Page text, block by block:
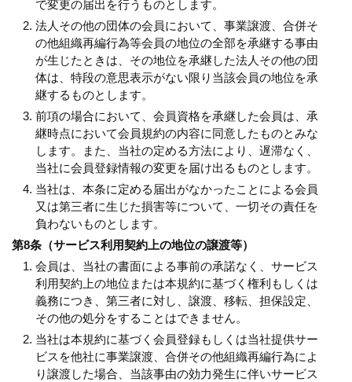
で変更の届出を行うものとします。
法人その他の団体の会員において、事業譲渡、合併そ
の他組織再編行為等会員の地位の全部を承継する事由
が生じたときは、その地位を承継した法人その他の団
体は、特段の意思表示がない限り当該会員の地位を承
継するものとします。
前項の場合において、会員資格を承継した会員は、承
継時点において会員規約の内容に同意したものとみな
します。また、当社の定める方法により、遅滞なく、
当社に会員登録情報の変更を届け出るものとします。
当社は、本条に定める届出がなかったことによる会員
又は第三者に生じた損害等について、一切その責任を
負わないものとします。
第8条（サービス利用契約上の地位の譲渡等）
会員は、当社の書面による事前の承諾なく、サービス
利用契約上の地位または本規約に基づく権利もしくは
義務につき、第三者に対し、譲渡、移転、担保設定、
その他の処分をすることはできません。
当社は本規約に基づく会員登録もしくは当社提供サー
ビスを他社に事業譲渡、合併その他組織再編行為によ
り譲渡した場合、当該事由の効力発生に伴いサービス